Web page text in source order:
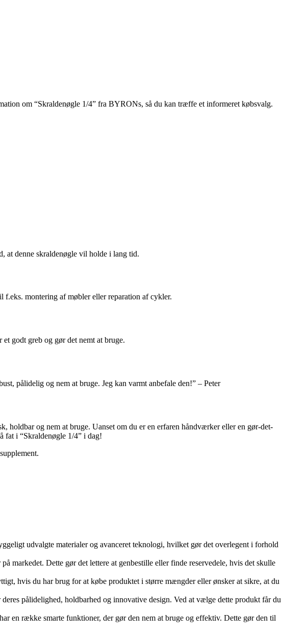
om “Skraldenøgle 1/4” fra BYRONs, så du kan træffe et informeret købsvalg.
at denne skraldenøgle vil holde i lang tid.
montering af møbler eller reparation af cykler.
godt greb og gør det nemt at bruge.
pålidelig og nem at bruge. Jeg kan varmt anbefale den!” – Peter
og nem at bruge. Uanset om du er en erfaren håndværker eller en gør-det-
fat i “Skraldenøgle 1/4” i dag!
udvalgte materialer og avanceret teknologi, hvilket gør det overlegent i forhold
markedet. Dette gør det lettere at genbestille eller finde reservedele, hvis det skulle
hvis du har brug for at købe produktet i større mængder eller ønsker at sikre, at du
pålidelighed, holdbarhed og innovative design. Ved at vælge dette produkt får du
en række smarte funktioner, der gør den nem at bruge og effektiv. Dette gør den til